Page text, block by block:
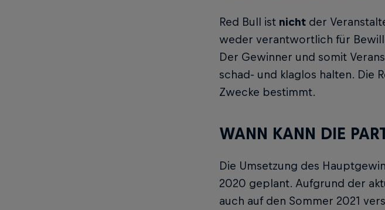
Red Bull ist nicht der
weder verantwortlich für
Der Gewinner und somit
schad- und klaglos halten. Die
Zwecke bestimmt.
WANN KANN DIE
Die Umsetzung des
2020 geplant. Aufgrund der
auch auf den Sommer 2021